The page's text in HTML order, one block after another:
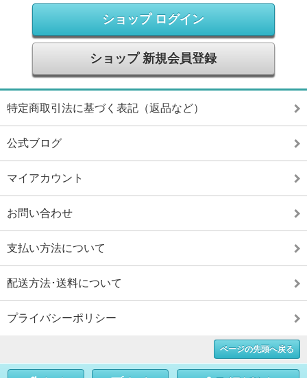
ショップ ログイン
ショップ 新規会員登録
特定商取引法に基づく表記（返品など）
公式ブログ
マイアカウント
お問い合わせ
支払い方法について
配送方法･送料について
プライバシーポリシー
ページの先頭へ戻る